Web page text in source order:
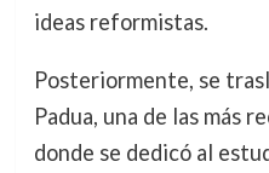
ideas reformistas.
Posteriormente, se
Padua, una de las más
donde se dedicó al